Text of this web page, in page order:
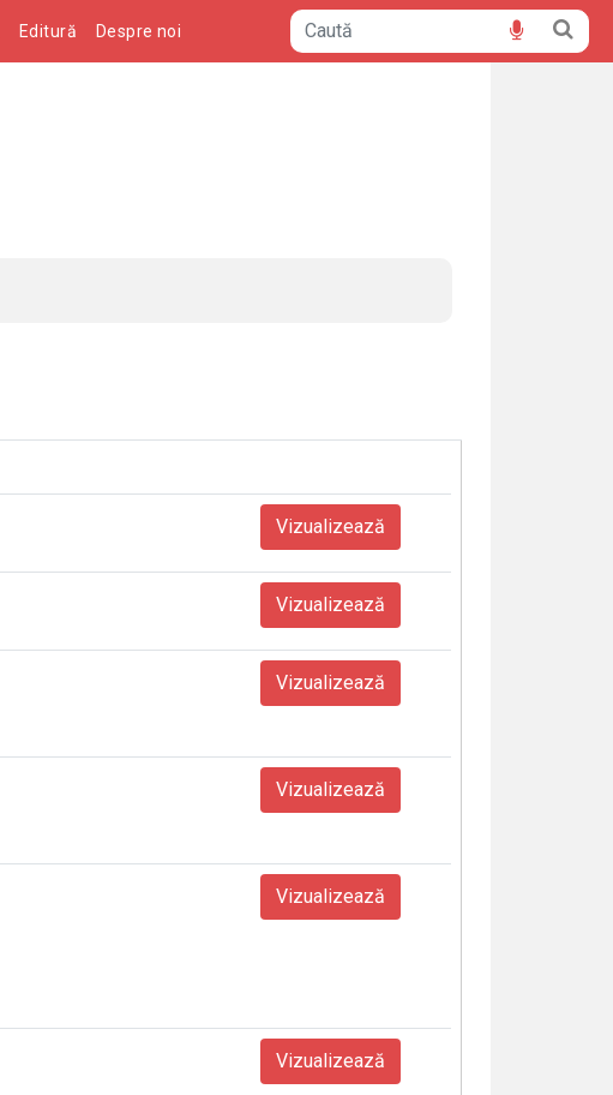
Editură Despre noi
Vizualizează
Vizualizează
Vizualizează
Vizualizează
Vizualizează
Vizualizează